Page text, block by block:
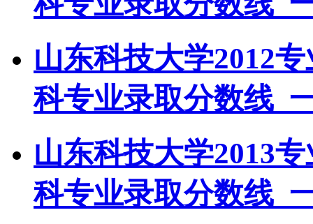
山东科技大学2012
科专业录取分数线_
山东科技大学2013
科专业录取分数线_